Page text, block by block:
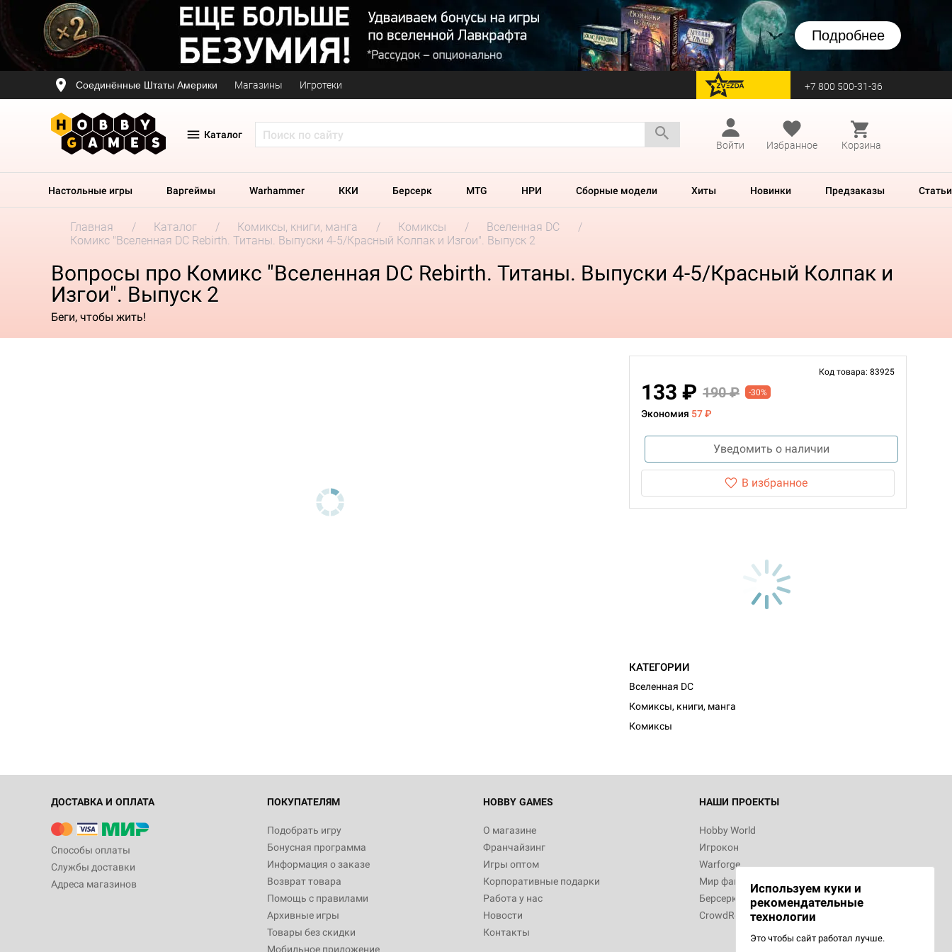
Подробнее
Соединённые Штаты Америки Магазины Игротеки перейти на Zvezda +7 800 500-31-36
Каталог
Войти
Избранное Корзина
Настольные игры Варгеймы Warhammer ККИ Берсерк MTG НРИ Сборные модели Хиты Новинки Предзаказы Статьи
Главная Каталог Комиксы, книги, манга Комиксы
Вселенная DC
Комикс "Вселенная DC Rebirth. Титаны. Выпуски 4-5/Красный Колпак и Изгои". Выпуск 2
Вопросы про Комикс "Вселенная DC Rebirth. Титаны. Выпуски 4-5/Красный Колпак и
Изгои". Выпуск 2
Беги, чтобы жить!
Код товара: 83925
133 ₽ 190 ₽ -30%
Экономия 57 ₽
Уведомить о наличии
В избранное
КАТЕГОРИИ
Вселенная DC
Комиксы, книги, манга
Комиксы
ДОСТАВКА И ОПЛАТА
Способы оплаты
Службы доставки
Адреса магазинов
ПОКУПАТЕЛЯМ
Подобрать игру
Бонусная программа
Информация о заказе
Возврат товара
Помощь с правилами
Архивные игры
Товары без скидки
Мобильное приложение
HOBBY GAMES
О магазине
Франчайзинг
Игры оптом
Корпоративные подарки
Работа у нас
Новости
Контакты
НАШИ ПРОЕКТЫ
Hobby World
Игрокон
Warforge
Мир фантастики
Берсерк
CrowdRepublic
Используем куки и
рекомендательные
технологии
Это чтобы сайт работал лучше.